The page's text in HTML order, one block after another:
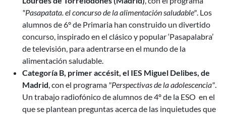
"Pasapatata. el concurso de la alimentación saludable" . Los
alumnos de 6º de Primaria han construido un divertido
concurso, inspirado en el clásico y popular ‘Pasapalabra’
de televisión, para adentrarse en el mundo de la
alimentación saludable.
Categoría B, primer accésit, el IES Miguel Delibes, de
Madrid , con el programa "Perspectivas de la adolescencia"
Un trabajo radiofónico de alumnos de 4º de la ESO en el
que se plantean preguntas acerca de las inquietudes que